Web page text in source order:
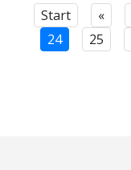
Start «
24
25